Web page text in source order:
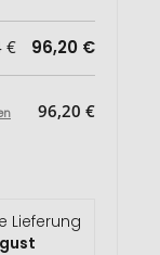
€ 96,20 €
96,20 €
Lieferung